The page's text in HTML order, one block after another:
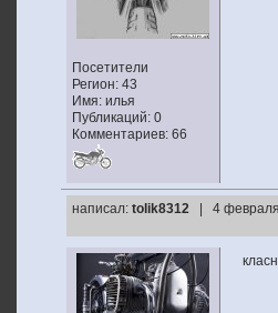
Посетители
Регион: 43
Имя: илья
Публикаций: 0
Комментариев: 66
написал: tolik8312 | 4